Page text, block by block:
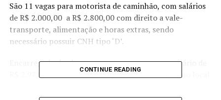
São 11 vagas para motorista de caminhão, com salários
de R$ 2.000,00 a R$ 2.800,00 com direito a vale-
transporte, alimentação e horas extras, sendo
necessário possuir CNH tipo ‘D’.
Encarregado de obras, uma vaga apenas, com salário de
R$ 2.971,00, mais vale-transporte, alimentação no local
CONTINUE READING